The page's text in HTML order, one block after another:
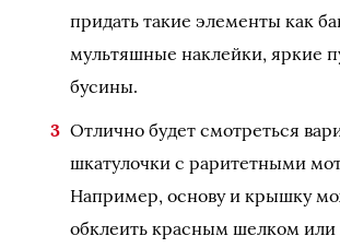
придать такие элементы как
мультяшные наклейки, яркие
бусины.
Отлично будет смотреться
шкатулочки с раритетными
Например, основу и крышку
обклеить красным шелком